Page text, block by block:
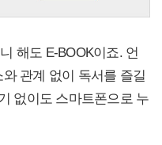
해도 E-BOOK이죠. 언
관계 없이 독서를 즐길
없이도 스마트폰으로 누